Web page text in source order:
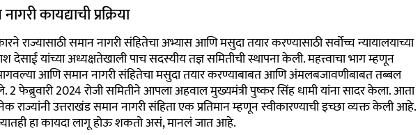
कायद्याची प्रक्रिया
राज्यासाठी समान नागरी संहितेचा अभ्यास आणि मसुदा तयार करण्यासाठी सर्वोच्च न्यायालयाच्या
देसाई यांच्या अध्यक्षतेखाली पाच सदस्यीय तज्ञ समितीची स्थापना केली. महत्त्वाचा भाग म्हणून
आणि समान नागरी संहितेचा मसुदा तयार करण्याबाबत आणि अंमलबजावणीबाबत तब्बल
2 फेब्रुवारी 2024 रोजी समितीने आपला अहवाल मुख्यमंत्री पुष्कर सिंह धामी यांना सादर केला. आता
उत्तराखंड समान नागरी संहिता एक प्रतिमान म्हणून स्वीकारण्याची इच्छा व्यक्त केली आहे.
हा कायदा लागू होऊ शकतो असं, मानलं जात आहे.